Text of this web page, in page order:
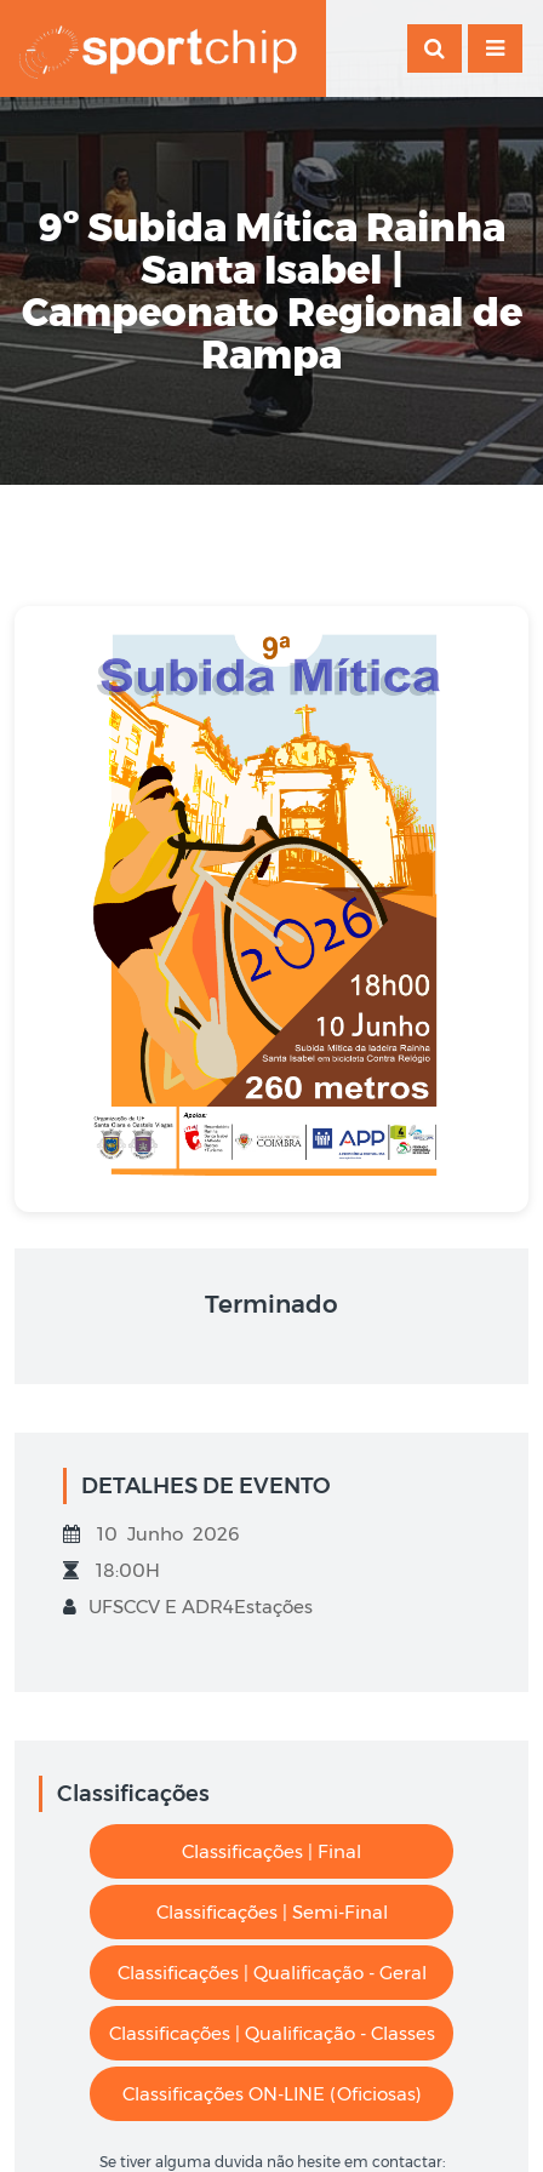
9º Subida Mítica Rainha
Santa Isabel |
Campeonato Regional de
Rampa
Terminado
DETALHES DE EVENTO
10 Junho 2026
18:00H
UFSCCV E ADR4Estações
Classificações
Classificações | Final
Classificações | Semi-Final
Classificações | Qualificação - Geral
Classificações | Qualificação - Classes
Classificações ON-LINE (oficiosas)
Se tiver alguma duvida não hesite em contactar: